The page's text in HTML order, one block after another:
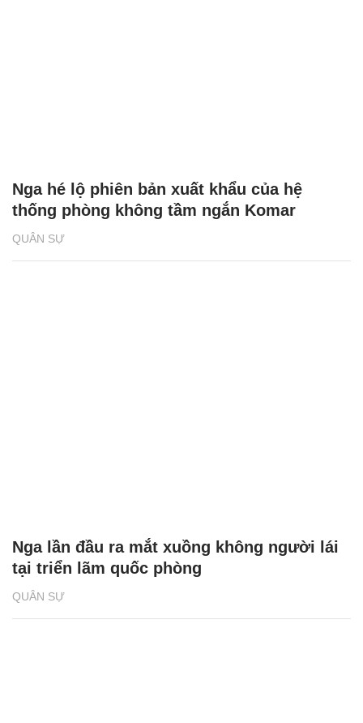
QUÂN SỰ
Nga hé lộ phiên bản xuất khẩu của hệ
thống phòng không tầm ngắn Komar
QUÂN SỰ
Nga lần đầu ra mắt xuồng không người lái
tại triển lãm quốc phòng